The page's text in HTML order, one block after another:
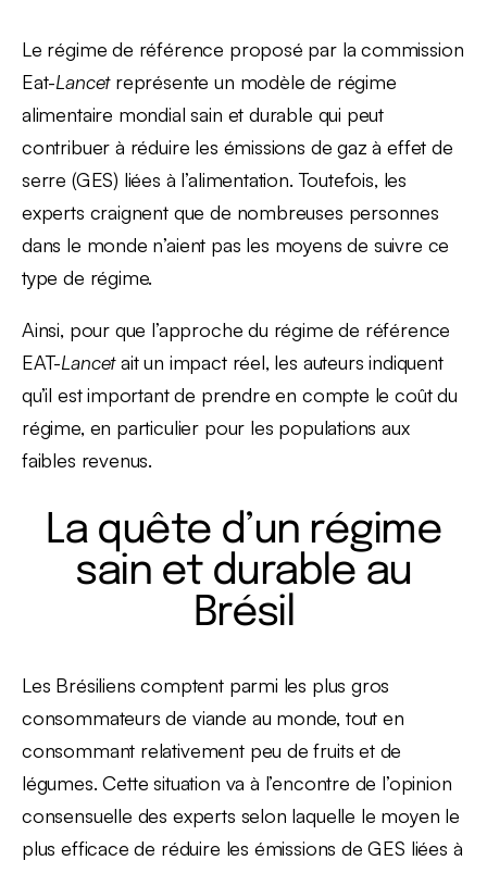
Le régime de référence proposé par la commission
Eat-Lancetreprésente un modèle de régime
alimentaire mondial sain et durable qui peut
contribuer à réduire les émissions de gaz à effet de
serre (GES) liées à l’alimentation. Toutefois, les
experts craignent que de nombreuses personnes
dans le monde n’aient pas les moyens de suivre ce
type de régime.
Ainsi, pour que l’approche du régime de référence
EAT-Lancetait un impact réel, les auteurs indiquent
qu’il est important de prendre en compte le coût du
régime, en particulier pour les populations aux
faibles revenus.
La quête d’un régime
sain et durable au
Brésil
Les Brésiliens comptent parmi les plus gros
consommateurs de viande au monde, tout en
consommant relativement peu de fruits et de
légumes. Cette situation va à l’encontre de l’opinion
consensuelle des experts selon laquelle le moyen le
plus efficace de réduire les émissions de GES liées à